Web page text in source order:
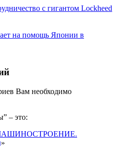
с гигантом Lockheed
на помощь Японии в
Вам необходимо
– это:
МАШИНОСТРОЕНИЕ.
»